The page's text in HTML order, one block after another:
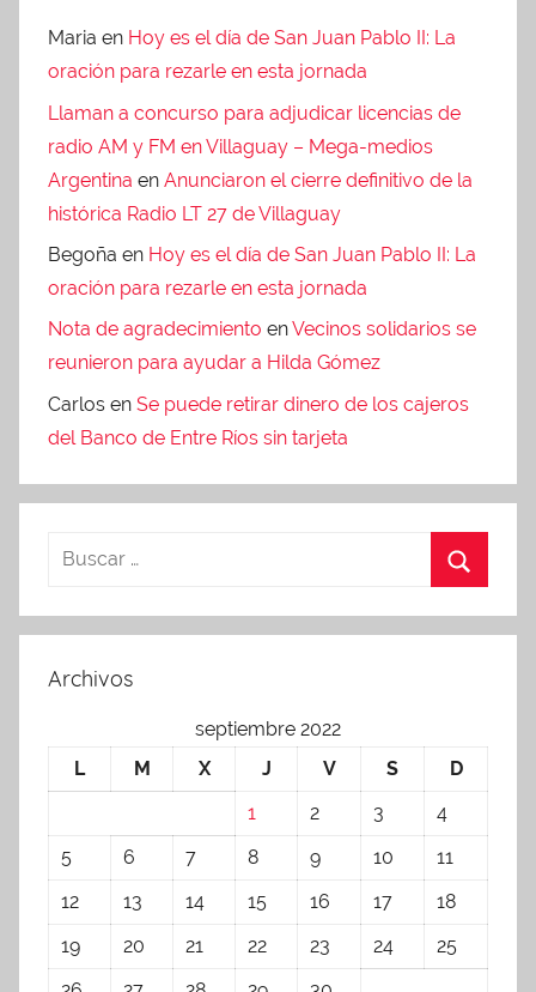
Maria en Hoy es el día de San Juan Pablo II: La
oración para rezarle en esta jornada
Llaman a concurso para adjudicar licencias de
radio AM y FM en Villaguay – Mega-medios
Argentina en Anunciaron el cierre definitivo de la
histórica Radio LT 27 de Villaguay
Begoña en Hoy es el día de San Juan Pablo II: La
oración para rezarle en esta jornada
Nota de agradecimiento enVecinos solidarios se
reunieron para ayudar a Hilda Gómez
Carlos en Se puede retirar dinero de los cajeros
del Banco de Entre Ríos sin tarjeta
Archivos
septiembre 2022
L
M X J V S
D
1
2 3
4
5
6 7 8 9 10
11
12
13 14 15 16 17
18
19
20 21 22 23 24
25